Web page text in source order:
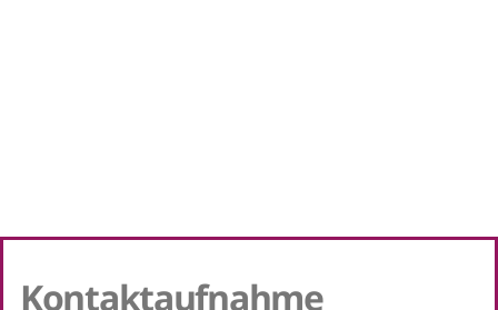
Kontaktaufnahme